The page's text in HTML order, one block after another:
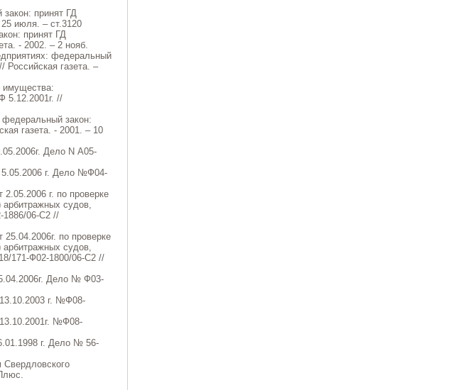
принят ГД
июля. – ст.3120
принят ГД
- 2002. – 2 нояб.
федеральный
Российская газета. –
имущества:
5.12.2001г. //
закон:
газета. - 2001. – 10
Дело N А05-
5.05.2006 г. Дело №Ф04-
г. по проверке
арбитражных судов,
06-C2 //
по проверке
арбитражных судов,
171-Ф02-1800/06-С2 //
Дело № Ф03-
г. №Ф08-
№Ф08-
г. Дело № 56-